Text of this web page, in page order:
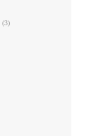
(3)